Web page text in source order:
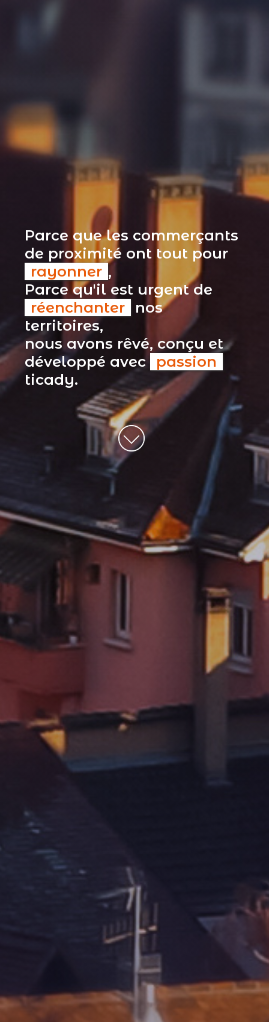
Parce que les commerçants
de proximité ont tout pour
rayonner ,
Parce qu'il est urgent de
réenchanter
nos
territoires,
nous avons rêvé, conçu et
développé avec passion
ticady.